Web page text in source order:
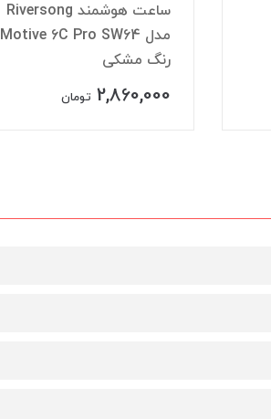
ساعت هوشمند Riversong
مدل Motive 6C Pro SW64
رنگ مشکی
2,860,000 تومان